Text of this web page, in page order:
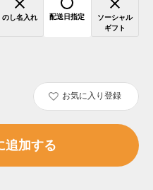
のし名入れ 配送日指定
ソーシャル
ギフト
お気に入り登録